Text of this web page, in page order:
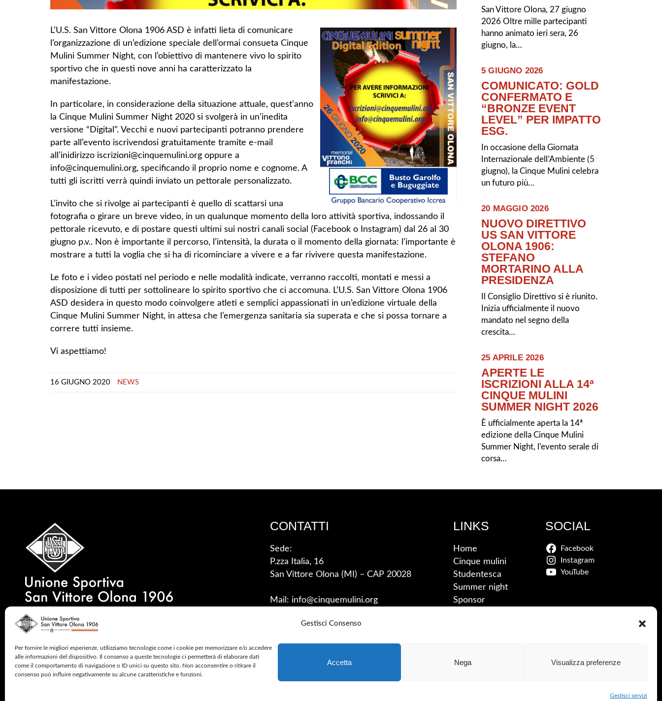
Gestisci Consenso
Per fornire le migliori esperienze, utilizziamo tecnologie come i cookie per memorizzare e/o accedere
alle informazioni del dispositivo. Il consenso a queste tecnologie ci permetterà di elaborare dati
come il comportamento di navigazione o ID unici su questo sito. Non acconsentire o ritirare il
consenso può influire negativamente su alcune caratteristiche e funzioni.
Gestisci servizi
Accetta Nega Visualizza preferenze
L’U.S. San Vittore Olona 1906 ASD è infatti lieta di comunicare
l’organizzazione di un’edizione speciale dell’ormai consueta Cinque
Mulini Summer Night, con l’obiettivo di mantenere vivo lo spirito
sportivo che in questi nove anni ha caratterizzato la
manifestazione.
In particolare, in considerazione della situazione attuale, quest’anno
la Cinque Mulini Summer Night 2020 si svolgerà in un’inedita
versione “Digital”. Vecchi e nuovi partecipanti potranno prendere
parte all’evento iscrivendosi gratuitamente tramite e-mail
all’inidirizzo iscrizioni@cinquemulini.org oppure a
info@cinquemulini.org, specificando il proprio nome e cognome. A
tutti gli iscritti verrà quindi inviato un pettorale personalizzato.
L’invito che si rivolge ai partecipanti è quello di scattarsi una
fotografia o girare un breve video, in un qualunque momento della loro attività sportiva, indossando il
pettorale ricevuto, e di postare questi ultimi sui nostri canali social (Facebook o Instagram) dal 26 al 30
giugno p.v.. Non è importante il percorso, l’intensità, la durata o il momento della giornata: l’importante è
mostrare a tutti la voglia che si ha di ricominciare a vivere e a far rivivere questa manifestazione.
Le foto e i video postati nel periodo e nelle modalità indicate, verranno raccolti, montati e messi a
disposizione di tutti per sottolineare lo spirito sportivo che ci accomuna. L’U.S. San Vittore Olona 1906
ASD desidera in questo modo coinvolgere atleti e semplici appassionati in un’edizione virtuale della
Cinque Mulini Summer Night, in attesa che l’emergenza sanitaria sia superata e che si possa tornare a
correre tutti insieme.
Vi aspettiamo!
16 GIUGNO 2020 NEWS
San Vittore Olona, 27 giugno
2026 Oltre mille partecipanti
hanno animato ieri sera, 26
giugno, la…
5 GIUGNO 2026
COMUNICATO: GOLD
CONFERMATO E
“BRONZE EVENT
LEVEL” PER IMPATTO
ESG.
In occasione della Giornata
Internazionale dell’Ambiente (5
giugno), la Cinque Mulini celebra
un futuro più…
20 MAGGIO 2026
NUOVO DIRETTIVO
US SAN VITTORE
OLONA 1906:
STEFANO
MORTARINO ALLA
PRESIDENZA
Il Consiglio Direttivo si è riunito.
Inizia ufficialmente il nuovo
mandato nel segno della
crescita…
25 APRILE 2026
APERTE LE
ISCRIZIONI ALLA 14ª
CINQUE MULINI
SUMMER NIGHT 2026
È ufficialmente aperta la 14ª
edizione della Cinque Mulini
Summer Night, l’evento serale di
corsa…
CONTATTI
Sede:
P.zza Italia, 16
San Vittore Olona (MI) – CAP 20028
Mail: info@cinquemulini.org
LINKS
Home
Cinque mulini
Studentesca
Summer night
Sponsor
SOCIAL
Facebook
Instagram
YouTube
2024 © CINQUE MULINI – ALL RIGHTS RESERVED – SAFEGUARDING